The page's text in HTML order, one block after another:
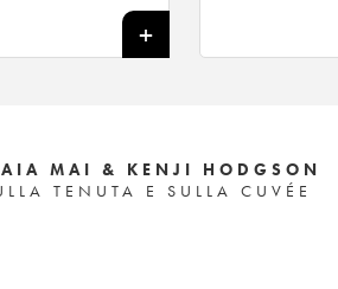
MAI & KENJI HODGSON
TENUTA E SULLA CUVÉE